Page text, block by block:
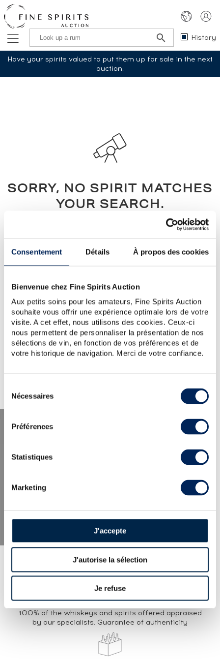
Consentement Détails À propos des cookies
Bienvenue chez Fine Spirits Auction
Aux petits soins pour les amateurs, Fine Spirits Auction
souhaite vous offrir une expérience optimale lors de votre
visite. A cet effet, nous utilisons des cookies. Ceux-ci
nous permettent de personnaliser la présentation de nos
sélections de vin, en fonction de vos préférences et de
votre historique de navigation. Merci de votre confiance.
consentement
Nécessaires
Préférences
Statistiques
Marketing
J'accepte
J'autorise la sélection
Je refuse
History
Have your spirits valued to put them up for sale in the next
auction.
SORRY, NO SPIRIT MATCHES
YOUR SEARCH.
WOULD YOU LIKE TO TRY
BRUICHLADDICH-2007-OF-
ISLAY-BARLEY---ROCKSIDE-
FARM-UNPEATED
TIP:Check the spelling, word order or reduce your search
to one key word.
For further assistance, visit thehelp section.
You can also create an alert by clicking the button below.
Create a new alert
EXPERTISE
100% of the whiskeys and spirits offered appraised
by our specialists. Guarantee of authenticity